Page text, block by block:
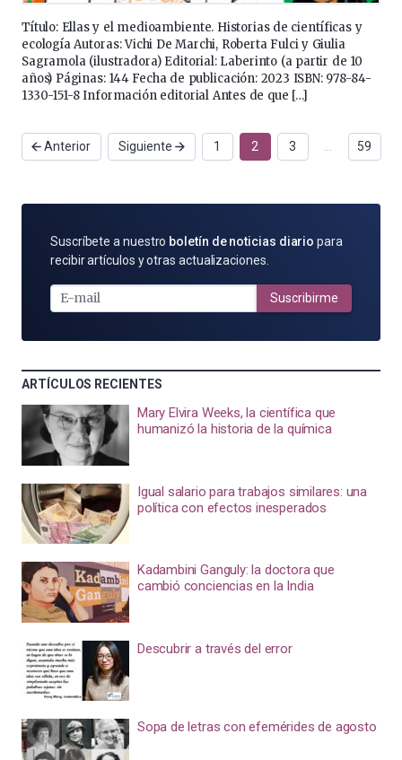
Título: Ellas y el medioambiente. Historias de científicas y
ecología Autoras: Vichi De Marchi, Roberta Fulci y Giulia
Sagramola (ilustradora) Editorial: Laberinto (a partir de 10
años) Páginas: 144 Fecha de publicación: 2023 ISBN: 978-84-
1330-151-8 Información editorial Antes de que […]
Anterior Siguiente 1 2 3 59
SUSCRÍBETE
POR
MAIL
Suscríbete a nuestro boletín de noticias diario para
recibir artículos y otras actualizaciones.
Suscribirme
ARTÍCULOS RECIENTES
Mary Elvira Weeks, la científica que
humanizó la historia de la química
Igual salario para trabajos similares: una
política con efectos inesperados
Kadambini Ganguly: la doctora que
cambió conciencias en la India
Descubrir a través del error
Sopa de letras con efemérides de agosto